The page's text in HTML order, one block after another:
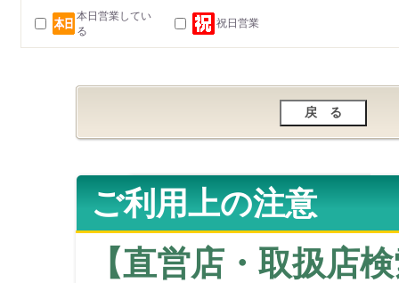
本日営業してい
る
祝日営業
ご利用上の注意
【直営店・取扱店